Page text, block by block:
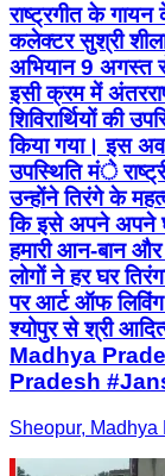
राष्ट्रगीत के
कलेक्टर सुश्री शीला
अभियान 9 अगस्त
इसी क्रम में
शिविरार्थियों की
किया गया। इस
उपस्थिति मंे
उन्होंने तिरंगे के
कि इसे अपने अपने
हमारी आन-बान
लोगों ने हर घर
पर आर्ट ऑफ लिविंग
श्योपुर से श्री
Madhya
Pradesh
Sheopur, Madhya